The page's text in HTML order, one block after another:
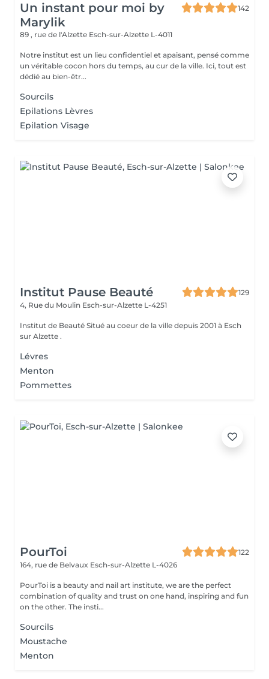
Un instant pour moi by
Marylik
142
89 , rue de l'Alzette Esch-sur-Alzette L-4011
Notre institut est un lieu confidentiel et apaisant, pensé comme
un véritable cocon hors du temps, au cur de la ville. Ici, tout est
dédié au bien-êtr...
Sourcils
Epilations Lèvres
Epilation Visage
Institut Pause Beauté
129
4, Rue du Moulin Esch-sur-Alzette L-4251
Institut de Beauté Situé au coeur de la ville depuis 2001 à Esch
sur Alzette .
Lévres
Menton
Pommettes
PourToi
122
164, rue de Belvaux Esch-sur-Alzette L-4026
PourToi is a beauty and nail art institute, we are the perfect
combination of quality and trust on one hand, inspiring and fun
on the other. The insti...
Sourcils
Moustache
Menton